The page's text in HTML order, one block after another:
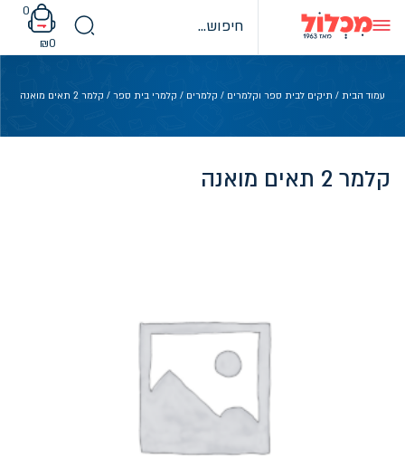
content
0
₪0
עמוד הבית / תיקים לבית ספר וקלמרים / קלמרים / קלמרי בית ספר / קלמר 2 תאים מואנה
קלמר 2 תאים מואנה